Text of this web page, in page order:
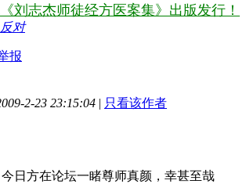
刘志杰师徒经方医案集》出版发行！
反对
报
2-23 23:15:04 | 只看该作者
日方在论坛一睹尊师真颜，幸甚至哉